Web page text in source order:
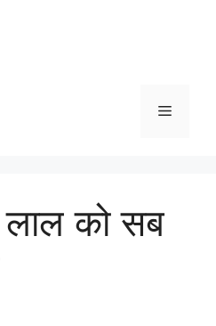
Menu
लाल को सब